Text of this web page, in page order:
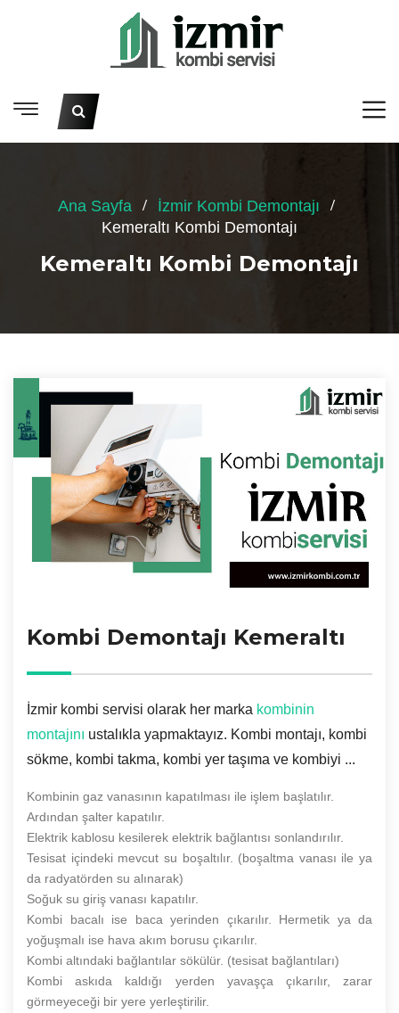
Ana Sayfa
İzmir Kombi Demontajı
Kemeraltı Kombi Demontajı
Kemeraltı Kombi Demontajı
Kombi Demontajı Kemeraltı
İzmir kombi servisi olarak her marka kombinin
montajını ustalıkla yapmaktayız. Kombi montajı, kombi
sökme, kombi takma, kombi yer taşıma ve kombiyi ...
Kombinin gaz vanasının kapatılması ile işlem başlatılır.
Ardından şalter kapatılır.
Elektrik kablosu kesilerek elektrik bağlantısı sonlandırılır.
Tesisat içindeki mevcut su boşaltılır. (boşaltma vanası ile ya
da radyatörden su alınarak)
Soğuk su giriş vanası kapatılır.
Kombi bacalı ise baca yerinden çıkarılır. Hermetik ya da
yoğuşmalı ise hava akım borusu çıkarılır.
Kombi altındaki bağlantılar sökülür. (tesisat bağlantıları)
Kombi askıda kaldığı yerden yavaşça çıkarılır, zarar
görmeyeceği bir yere yerleştirilir.